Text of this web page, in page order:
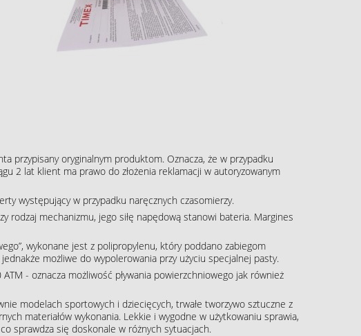
przypisany oryginalnym produktom. Oznacza, że w przypadku
2 lat klient ma prawo do złożenia reklamacji w autoryzowanym
występujący w przypadku naręcznych czasomierzy.
rodzaj mechanizmu, jego siłę napędową stanowi bateria. Margines
wykonane jest z polipropylenu, który poddano zabiegom
możliwe do wypolerowania przy użyciu specjalnej pasty.
- oznacza możliwość pływania powierzchniowego jak również
modelach sportowych i dziecięcych, trwałe tworzywo sztuczne z
materiałów wykonania. Lekkie i wygodne w użytkowaniu sprawia,
sprawdza się doskonale w różnych sytuacjach.